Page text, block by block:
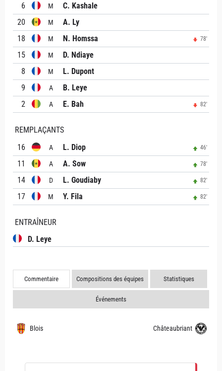
6
M
C. Kashale
20
M
A. Ly
18
M N. Homssa 78'
15 M
D. Ndiaye
8
M
L. Dupont
9
A
B. Leye
2
A E. Bah 82'
REMPLAÇANTS
16
A L. Diop 46'
11 A A. Sow 78'
14 D L. Goudiaby 82'
17 M Y. Fila 82'
ENTRAÎNEUR
D. Leye
Commentaire Compositions des équipes Statistiques
Événements
Blois Châteaubriant